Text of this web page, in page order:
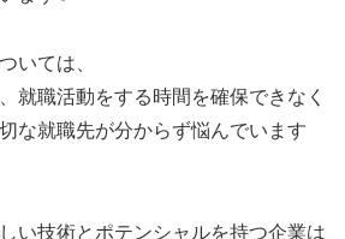
いては、
就職活動をする時間を確保できなく
な就職先が分からず悩んでいます
い技術とポテンシャルを持つ企業は